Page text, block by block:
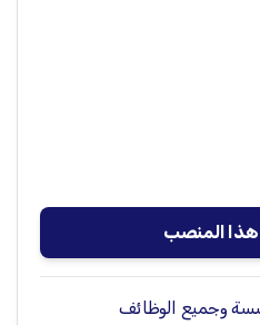
هذا المنصب
وجميع الوظائف